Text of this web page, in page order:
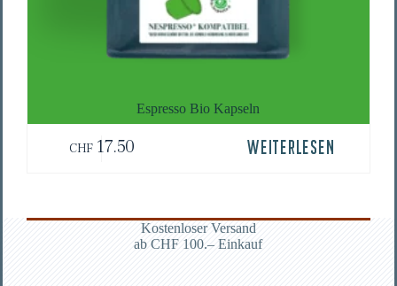
Espres­so Bio Kapseln
CHF17.50 WEITERLESEN
Kostenloser Versand
ab CHF 100.– Einkauf